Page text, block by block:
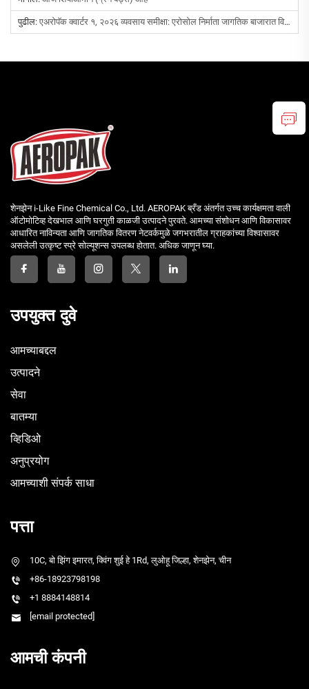
पुढील: एअरोपॅक क्वार्टर १, २०२६ व्यवसाय समीक्षा: एरोसोल निर्माता जागतिक बाजारात विस्तार करत आहे
शेनझेन i-Like Fine Chemical Co., Ltd. AEROPAK ब्रँड अंतर्गत उच्च कार्यक्षमता वाली
ऑटोमोटिव्ह देखभाल आणि घरगुती काळजी उत्पादने पुरवते. आमच्या संशोधन आणि विकासावर
आधारित नाविन्यता आणि जागतिक वितरण नेटवर्कमुळे जगभरातील ग्राहकांच्या विश्वासावर
असलेली उत्कृष्ट स्प्रे सोल्यूशन्स उपलब्ध होतात. अधिक जाणून घ्या.
उपयुक्त दुवे
आमच्याबद्दल
उत्पादने
सेवा
बातम्या
व्हिडिओ
अनुप्रयोग
आमच्याशी संपर्क साधा
पत्ता
10C, बो झिंग इमारत, क्विंग शुई हे 1Rd, लुओहू जिल्हा, शेनझेन, चीन
+86-18923798198
+1 8884148814
[email protected]
आमची कंपनी